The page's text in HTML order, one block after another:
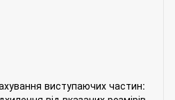
виступаючих частин: